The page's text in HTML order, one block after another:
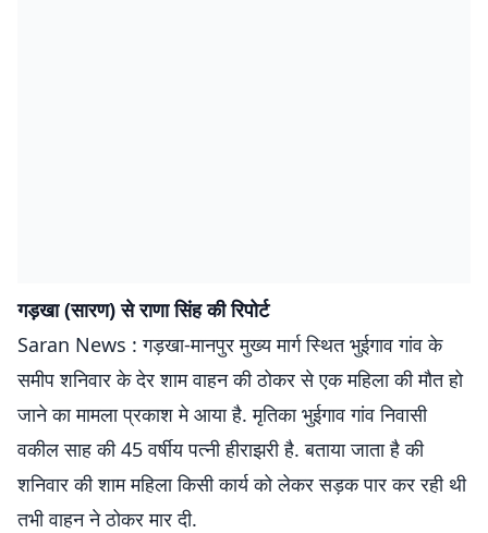
गड़खा (सारण) से राणा सिंह की रिपोर्ट
Saran News : गड़खा-मानपुर मुख्य मार्ग स्थित भुईगाव गांव के
समीप शनिवार के देर शाम वाहन की ठोकर से एक महिला की मौत हो
जाने का मामला प्रकाश मे आया है. मृतिका भुईगाव गांव निवासी
वकील साह की 45 वर्षीय पत्नी हीराझरी है. बताया जाता है की
शनिवार की शाम महिला किसी कार्य को लेकर सड़क पार कर रही थी
तभी वाहन ने ठोकर मार दी.